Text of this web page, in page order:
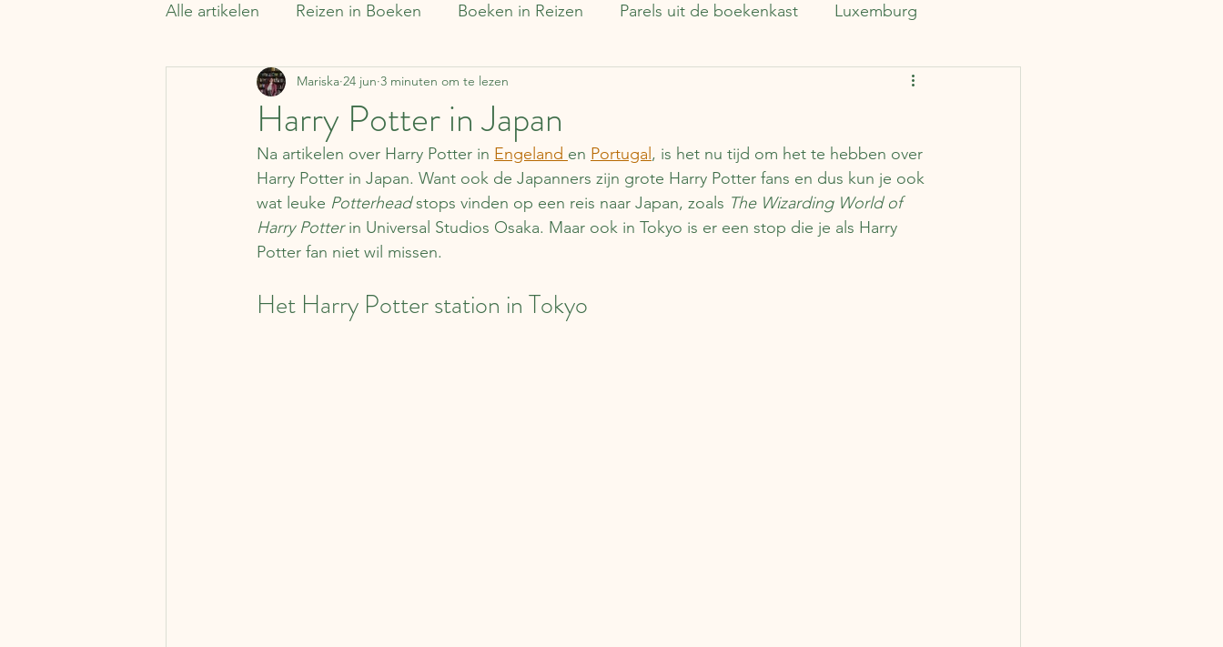
Alle artikelen Reizen in Boeken Boeken in Reizen Parels uit de boekenkast Luxemburg
Denemarken Vervoermiddelen Zweden Spanje
Koffer Columns Ierland Estland Italië Engeland Over boeken IJsland
Nederland België Japan Duitsland Tsjechië China Roemenië Portugal
Literaire kalender Syrië Schotland
Harry Potter in Japan
Mariska 24 jun 3 minuten om te lezen
Na artikelen over Harry Potter in Engeland en Portugal , is het nu tijd om het te hebben over
Harry Potter in Japan. Want ook de Japanners zijn grote Harry Potter fans en dus kun je ook
wat leuke Potterhead stops vinden op een reis naar Japan, zoals The Wizarding World of
Harry Potter in Universal Studios Osaka. Maar ook in Tokyo is er een stop die je als Harry
Potter fan niet wil missen.
Het Harry Potter station in Tokyo